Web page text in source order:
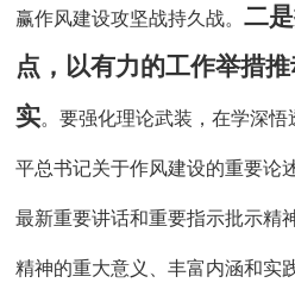
赢作风建设攻坚战持久战。二
点，以有力的工作举措
实。要强化理论武装，在学深
平总书记关于作风建设的重要论
最新重要讲话和重要指示批示精
精神的重大意义、丰富内涵和实